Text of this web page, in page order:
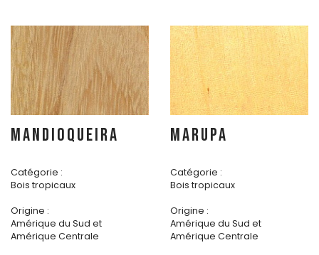
MANDIOQUEIRA
Catégorie :
Bois tropicaux
Origine :
Amérique du Sud et
Amérique Centrale
MARUPA
Catégorie :
Bois tropicaux
Origine :
Amérique du Sud et
Amérique Centrale